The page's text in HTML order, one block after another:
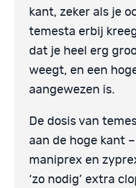
kant, zeker als je
temesta erbij
dat je heel erg
weegt, en een
aangewezen is.
De dosis van
aan de hoge kant
maniprex en
‘zo nodig’ extra